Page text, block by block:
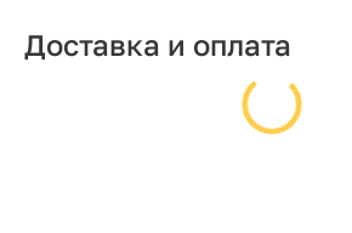
Доставка и оплата